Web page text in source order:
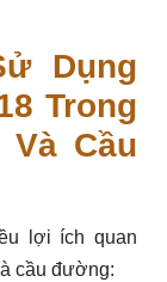
Dụng
Trong
Cầu
lợi ích quan
cầu đường: